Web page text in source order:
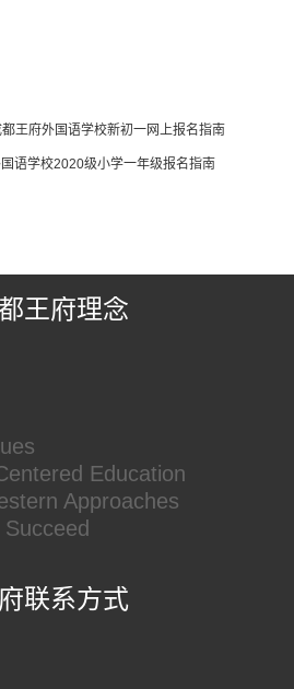
王府外国语学校新初一网上报名指南
语学校2020级小学一年级报名指南
王府理念
Education
Approaches
联系方式